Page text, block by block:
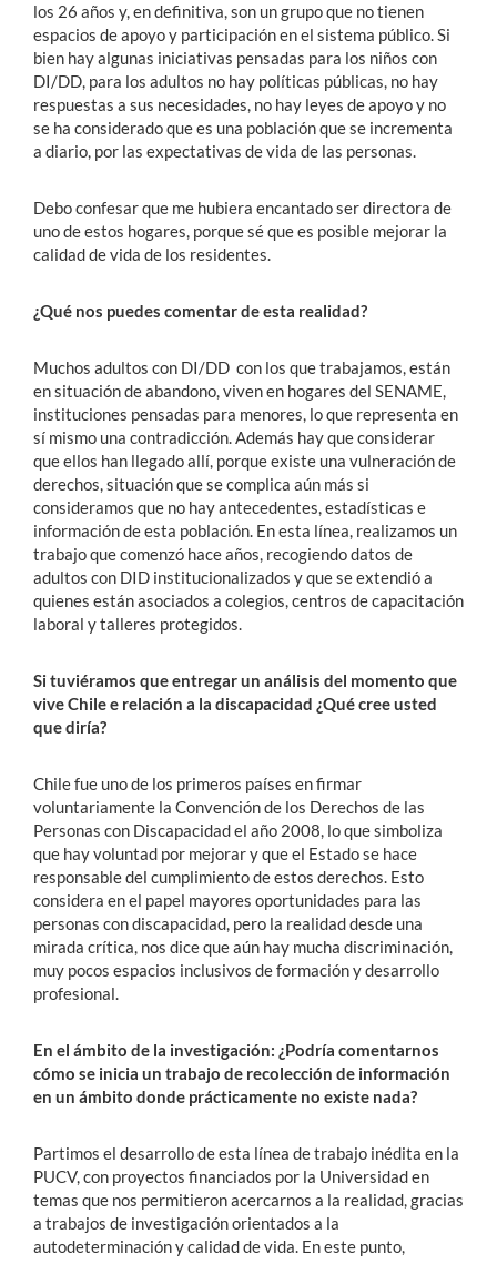
los 26 años y, en definitiva, son un grupo que no tienen
espacios de apoyo y participación en el sistema público. Si
bien hay algunas iniciativas pensadas para los niños con
DI/DD, para los adultos no hay políticas públicas, no hay
respuestas a sus necesidades, no hay leyes de apoyo y no
se ha considerado que es una población que se incrementa
a diario, por las expectativas de vida de las personas.
Debo confesar que me hubiera encantado ser directora de
uno de estos hogares, porque sé que es posible mejorar la
calidad de vida de los residentes.
¿Qué nos puedes comentar de esta realidad?
Muchos adultos con DI/DD con los que trabajamos, están
en situación de abandono, viven en hogares del SENAME,
instituciones pensadas para menores, lo que representa en
sí mismo una contradicción. Además hay que considerar
que ellos han llegado allí, porque existe una vulneración de
derechos, situación que se complica aún más si
consideramos que no hay antecedentes, estadísticas e
información de esta población. En esta línea, realizamos un
trabajo que comenzó hace años, recogiendo datos de
adultos con DID institucionalizados y que se extendió a
quienes están asociados a colegios, centros de capacitación
laboral y talleres protegidos.
Si tuviéramos que entregar un análisis del momento que
vive Chile e relación a la discapacidad ¿Qué cree usted
que diría?
Chile fue uno de los primeros países en firmar
voluntariamente la Convención de los Derechos de las
Personas con Discapacidad el año 2008, lo que simboliza
que hay voluntad por mejorar y que el Estado se hace
responsable del cumplimiento de estos derechos. Esto
considera en el papel mayores oportunidades para las
personas con discapacidad, pero la realidad desde una
mirada crítica, nos dice que aún hay mucha discriminación,
muy pocos espacios inclusivos de formación y desarrollo
profesional.
En el ámbito de la investigación: ¿Podría comentarnos
cómo se inicia un trabajo de recolección de información
en un ámbito donde prácticamente no existe nada?
Partimos el desarrollo de esta línea de trabajo inédita en la
PUCV, con proyectos financiados por la Universidad en
temas que nos permitieron acercarnos a la realidad, gracias
a trabajos de investigación orientados a la
autodeterminación y calidad de vida. En este punto,